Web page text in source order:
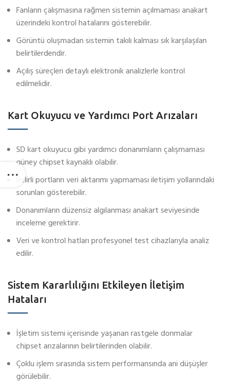
Fanların çalışmasına rağmen sistemin açılmaması anakart
üzerindeki kontrol hatalarını gösterebilir.
Görüntü oluşmadan sistemin takılı kalması sık karşılaşılan
belirtilerdendir.
Açılış süreçleri detaylı elektronik analizlerle kontrol
edilmelidir.
Kart Okuyucu ve Yardımcı Port Arızaları
SD kart okuyucu gibi yardımcı donanımların çalışmaması
güney chipset kaynaklı olabilir.
Belirli portların veri aktarımı yapmaması iletişim yollarındaki
sorunları gösterebilir.
Donanımların düzensiz algılanması anakart seviyesinde
inceleme gerektirir.
Veri ve kontrol hatları profesyonel test cihazlarıyla analiz
edilir.
Sistem Kararlılığını Etkileyen İletişim
Hataları
İşletim sistemi içerisinde yaşanan rastgele donmalar
chipset arızalarının belirtilerinden olabilir.
Çoklu işlem sırasında sistem performansında ani düşüşler
görülebilir.